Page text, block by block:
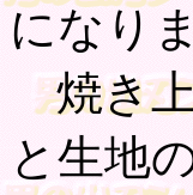
になり
焼き
と生地